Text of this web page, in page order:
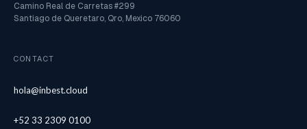
Camino Real de Carretas #299
Santiago de Queretaro, Qro, Mexico 76060
CONTACT
hola@inbest.cloud
+52 33 2309 0100